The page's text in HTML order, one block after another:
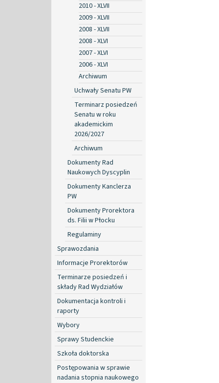
2010 - XLVII
2009 - XLVII
2008 - XLVII
2008 - XLVI
2007 - XLVI
2006 - XLVI
Archiwum
Uchwały Senatu PW
Terminarz posiedzeń
Senatu w roku
akademickim
2026/2027
Archiwum
Dokumenty Rad
Naukowych Dyscyplin
Dokumenty Kanclerza
PW
Dokumenty Prorektora
ds. Filii w Płocku
Regulaminy
Sprawozdania
Informacje Prorektorów
Terminarze posiedzeń i
składy Rad Wydziałów
Dokumentacja kontroli i
raporty
Wybory
Sprawy Studenckie
Szkoła doktorska
Postępowania w sprawie
nadania stopnia naukowego